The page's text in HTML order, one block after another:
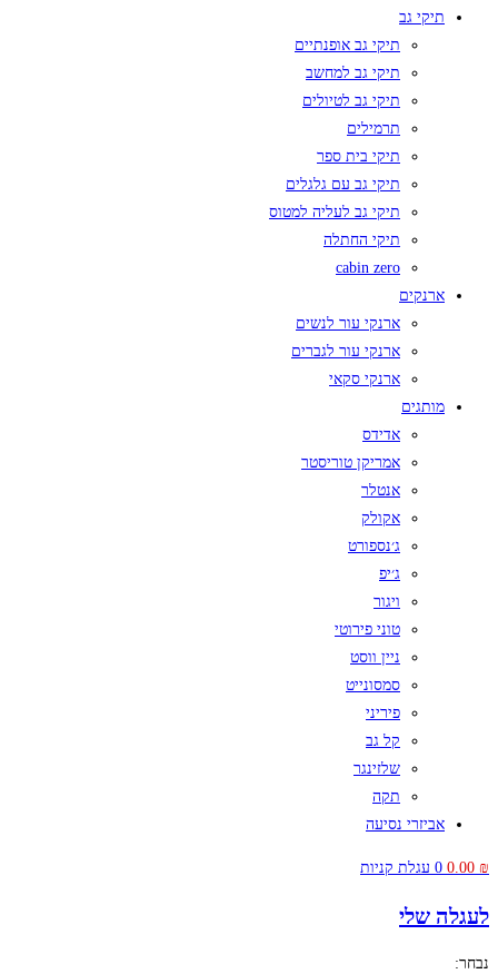
תיקי גב
תיקי גב אופנתיים
תיקי גב למחשב
תיקי גב לטיולים
תרמילים
תיקי בית ספר
תיקי גב עם גלגלים
תיקי גב לעליה למטוס
תיקי החתלה
cabin zero
ארנקים
ארנקי עור לנשים
ארנקי עור לגברים
ארנקי סקאי
מותגים
אדידס
אמריקן טוריסטר
אנטלר
אקולק
ג׳נספורט
ג׳יפ
ויגור
טוני פירוטי
ניין ווסט
סמסונייט
פיריני
קל גב
שלזינגר
תקה
אביזרי נסיעה
0.00 ₪
0 עגלת קניות
לעגלה שלי
נבחר: